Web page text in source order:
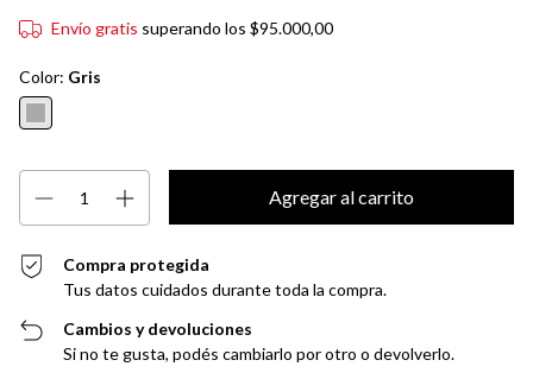
Envío gratis superando los $95.000,00
Color: Gris
Compra protegida
Tus datos cuidados durante toda la compra.
Cambios y devoluciones
Si no te gusta, podés cambiarlo por otro o devolverlo.